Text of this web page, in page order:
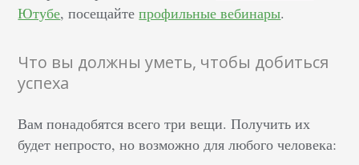
Ютубе, посещайтепрофильные вебинары.
Что вы должны уметь, чтобы добиться
успеха
Вам понадобятся всего три вещи. Получить их
будет непросто, но возможно для любого человека: